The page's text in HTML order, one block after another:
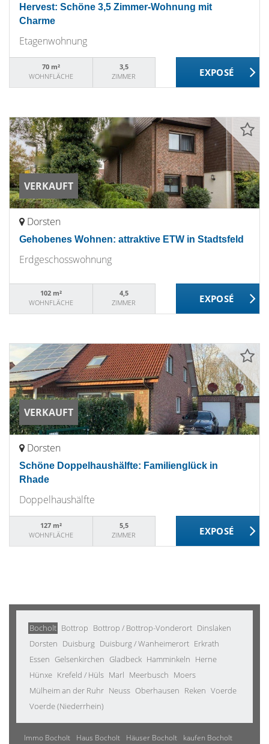
Hervest: Schöne 3,5 Zimmer-Wohnung mit
Charme
Etagenwohnung
70 m²
WOHNFLÄCHE
3,5
ZIMMER
VERKAUFT
Dorsten
Gehobenes Wohnen: attraktive ETW in Stadtsfeld
Erdgeschosswohnung
102 m²
WOHNFLÄCHE
4,5
ZIMMER
VERKAUFT
Dorsten
Schöne Doppelhaushälfte: Familienglück in
Rhade
Doppelhaushälfte
127 m²
WOHNFLÄCHE
5,5
ZIMMER
Bocholt Bottrop Bottrop / Bottrop-Vonderort Dinslaken
Dorsten Duisburg Duisburg / Wanheimerort Erkrath
Essen Gelsenkirchen Gladbeck Hamminkeln Herne
Hünxe Krefeld / Hüls Marl Meerbusch Moers
Mülheim an der Ruhr Neuss Oberhausen Reken Voerde
Voerde (Niederrhein)
Immo Bocholt Haus Bocholt Häuser Bocholt kaufen Bocholt